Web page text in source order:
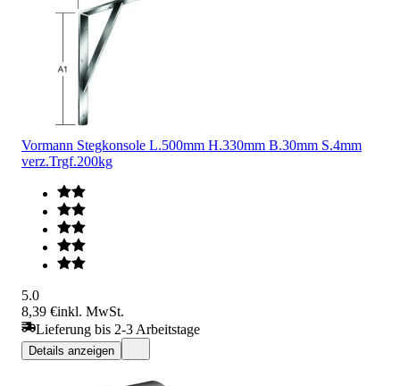
Vormann Stegkonsole L.500mm H.330mm B.30mm S.4mm
verz.Trgf.200kg
5.0
8,39 €inkl. MwSt.
Lieferung bis 2-3 Arbeitstage
Details anzeigen